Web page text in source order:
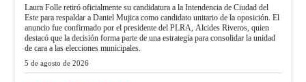
Laura Folle retiró oficialmente su candidatura a la Intendencia de Ciudad del
Este para respaldar a Daniel Mujica como candidato unitario de la oposición. El
anuncio fue confirmado por el presidente del PLRA, Alcides Riveros, quien
destacó que la decisión forma parte de una estrategia para consolidar la unidad
de cara a las elecciones municipales.
5 de agosto de 2026